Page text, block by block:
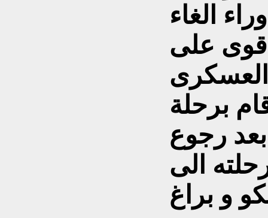
الغاء
قوى على
برحلة
رجوع
الى